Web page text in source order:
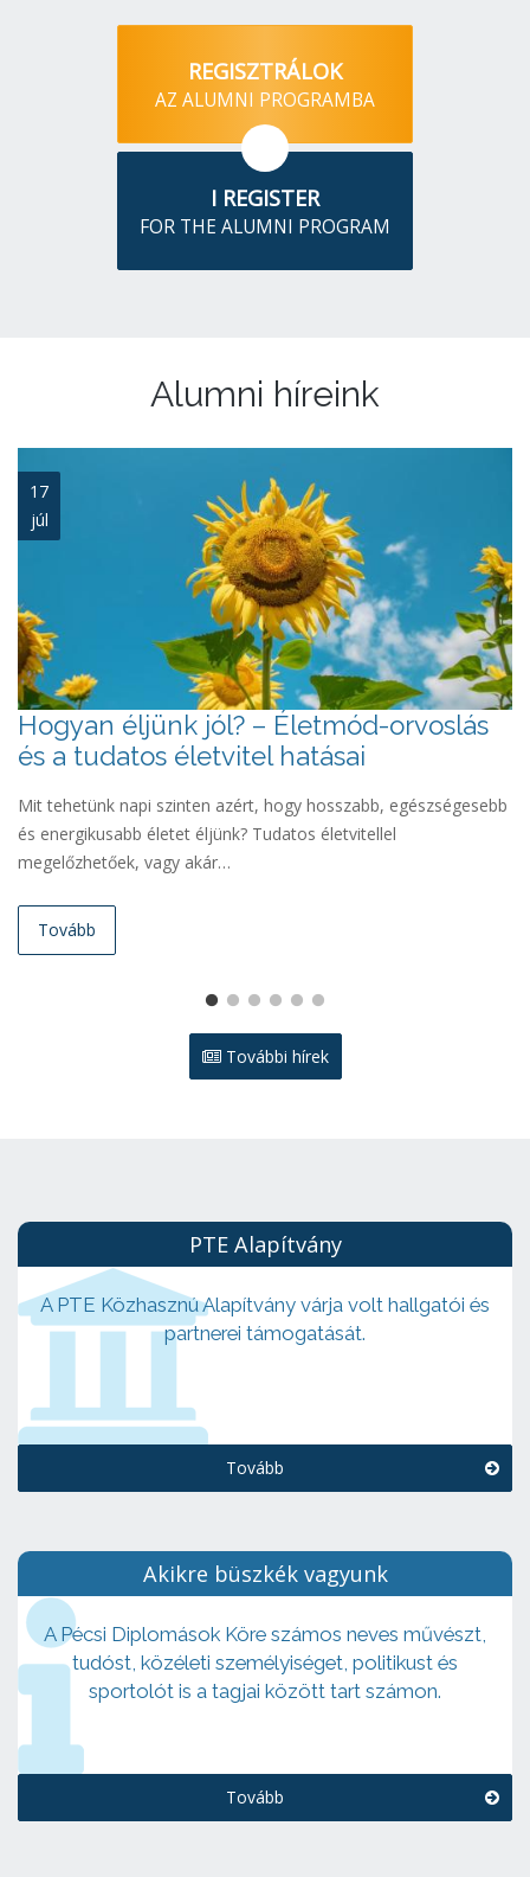
REGISZTRÁLOK
AZ ALUMNI PROGRAMBA
I REGISTER
FOR THE ALUMNI PROGRAM
Alumni híreink
17
júl
Hogyan éljünk jól? – Életmód-orvoslás
és a tudatos életvitel hatásai
Mit tehetünk napi szinten azért, hogy hosszabb, egészségesebb
és energikusabb életet éljünk? Tudatos életvitellel
megelőzhetőek, vagy akár…
Tovább
További hírek
PTE Alapítvány
A PTE Közhasznú Alapítvány várja volt hallgatói és
partnerei támogatását.
Tovább
Akikre büszkék vagyunk
A Pécsi Diplomások Köre számos neves művészt,
tudóst, közéleti személyiséget, politikust és
sportolót is a tagjai között tart számon.
Tovább